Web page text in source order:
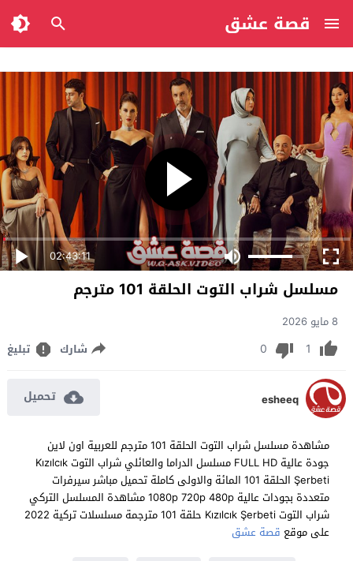
قصة عشق
02:43:11
مسلسل شراب التوت الحلقة 101 مترجم
8 مايو 2026
1
0 شارك تبليغ
esheeq تحميل
مشاهدة مسلسل شراب التوت الحلقة 101 مترجم للعربية اون لاين
جودة عالية FULL HD مسلسل الدراما والعائلي شراب التوت Kızılcık
Şerbeti الحلقة 101 المائة والاولى كاملة تحميل مباشر سيرفرات
متعددة بجودات عالية 1080p 720p 480p مشاهدة المسلسل التركي
شراب التوت Kızılcık Şerbeti حلقة 101 مترجمة مسلسلات تركية 2022
على موقع قصة عشق